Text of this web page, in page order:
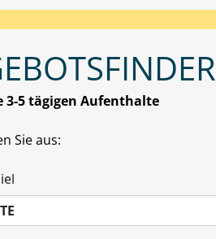
3-5 tägigen Aufenthalte
Sie aus: